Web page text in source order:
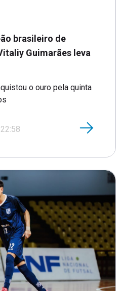
brasileiro de
Guimarães leva
o ouro pela quinta